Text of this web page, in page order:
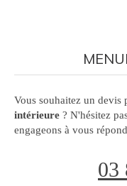
Vous souhaitez un devis
intérieure ? N'hésitez
engageons à vous
03